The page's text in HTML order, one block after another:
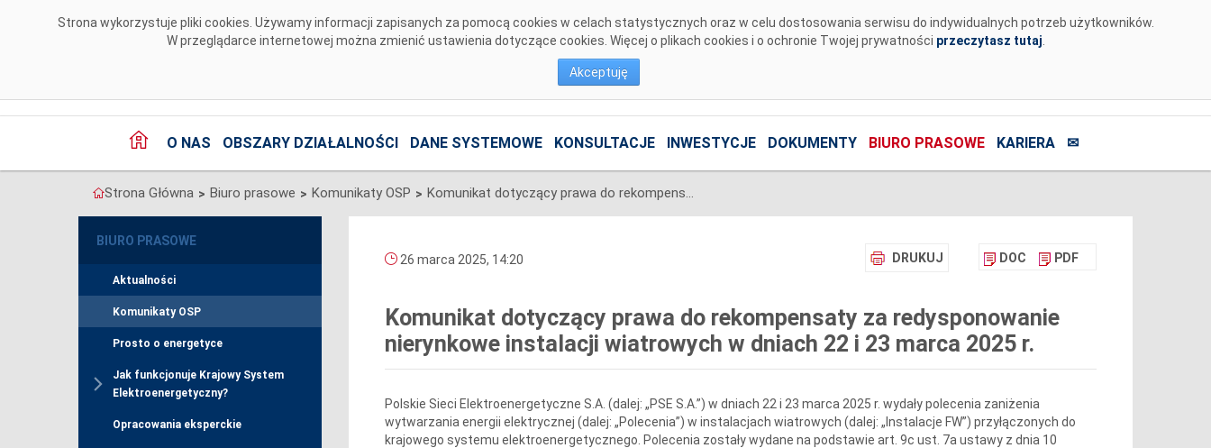
Strona wykorzystuje pliki cookies. Używamy informacji zapisanych za pomocą cookies w celach statystycznych oraz w celu dostosowania serwisu do indywidualnych potrzeb użytkowników.
W przeglądarce internetowej można zmienić ustawienia dotyczące cookies. Więcej o plikach cookies i o ochronie Twojej prywatności przeczytasz tutaj
Akceptuję
O NAS OBSZARY DZIAŁALNOŚCI DANE SYSTEMOWE KONSULTACJE INWESTYCJE DOKUMENTY BIURO PRASOWE KARIERA ✉
Strona Główna > Biuro prasowe > Komunikaty OSP > Komunikat dotyczący prawa do rekompensaty za redysponowanie nierynkowe instalacji wiatrowych w dniach 22 i 23 marca 2025 r.
BIURO PRASOWE
Aktualności
Komunikaty OSP
Prosto o energetyce
Jak funkcjonuje Krajowy System
Elektroenergetyczny?
Opracowania eksperckie
DRUKUJ DOC PDF
26 marca 2025, 14:20
Komunikat dotyczący prawa do rekompensaty za redysponowanie
nierynkowe instalacji wiatrowych w dniach 22 i 23 marca 2025 r.
Polskie Sieci Elektroenergetyczne S.A. (dalej: „PSE S.A.”) w dniach 22 i 23 marca 2025 r. wydały polecenia zaniżenia
wytwarzania energii elektrycznej (dalej: „Polecenia”) w instalacjach wiatrowych (dalej: „Instalacje FW”) przyłączonych do
krajowego systemu elektroenergetycznego. Polecenia zostały wydane na podstawie art. 9c ust. 7a ustawy z dnia 10